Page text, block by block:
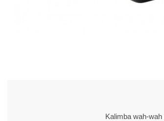
Kalimba wah-